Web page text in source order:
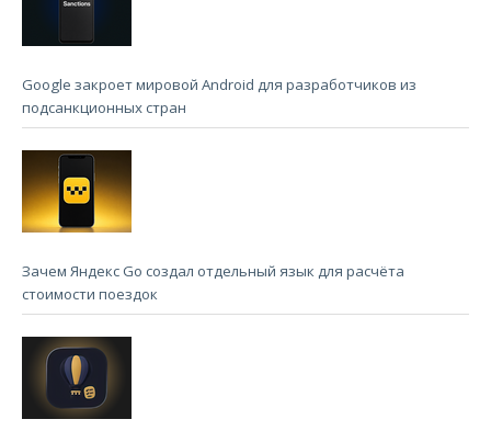
Google закроет мировой Android для разработчиков из
подсанкционных стран
Зачем Яндекс Go создал отдельный язык для расчёта
стоимости поездок